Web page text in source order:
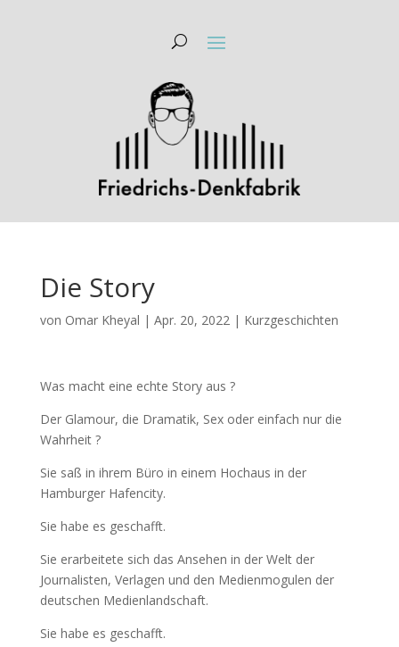
Die Story
von Omar Kheyal | Apr. 20, 2022| Kurzgeschichten
Was macht eine echte Story aus ?
Der Glamour, die Dramatik, Sex oder einfach nur die
Wahrheit ?
Sie saß in ihrem Büro in einem Hochaus in der
Hamburger Hafencity.
Sie habe es geschafft.
Sie erarbeitete sich das Ansehen in der Welt der
Journalisten, Verlagen und den Medienmogulen der
deutschen Medienlandschaft.
Sie habe es geschafft.